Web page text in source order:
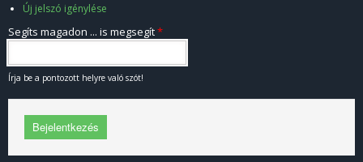
Új jelszó igénylése
Segíts magadon ... is megsegít*
Írja be a pontozott helyre való szót!